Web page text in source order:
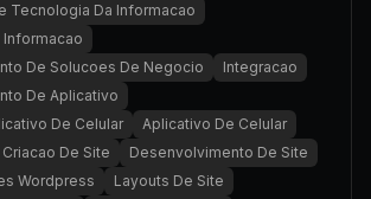
Tecnologia Da Informacao
De Solucoes De Negocio
Integracao
De Aplicativo
De Celular
Aplicativo De Celular
Criacao De Site
Desenvolvimento De Site
Wordpress
Layouts De Site